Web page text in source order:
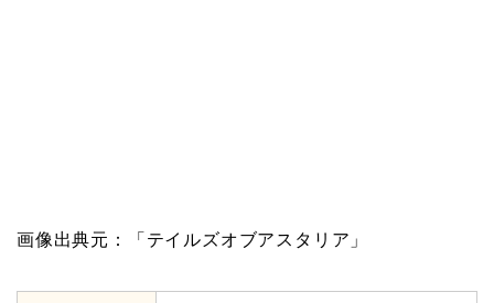
画像出典元：「テイルズオブアスタリア」